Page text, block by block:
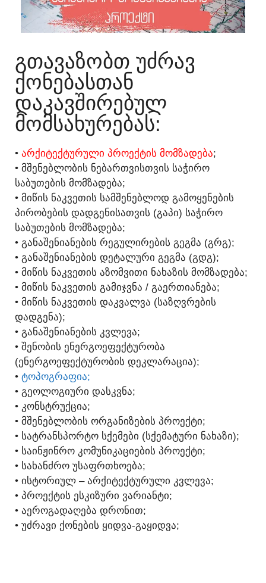
ᲒᲗᲐᲕᲐᲖᲝᲑᲗ ᲣᲫᲠᲐᲕ
ᲥᲝᲜᲔᲑᲐᲡᲗᲐᲜ
ᲓᲐᲙᲐᲕᲨᲘᲠᲔᲑᲣᲚ
ᲛᲝᲛᲡᲐᲮᲣᲠᲔᲑᲐᲡ:​
• ᲐᲠᲥᲘᲢᲔᲥᲢᲣᲠᲣᲚᲘ ᲞᲠᲝᲔᲥᲢᲘᲡ ᲛᲝᲛᲖᲐᲓᲔᲑᲐ;
• ᲛᲨᲔᲜᲔᲑᲚᲝᲑᲘᲡ ᲜᲔᲑᲐᲠᲗᲕᲘᲡᲗᲕᲘᲡ ᲡᲐᲭᲘᲠᲝ
ᲡᲐᲑᲣᲗᲔᲑᲘᲡ ᲛᲝᲛᲖᲐᲓᲔᲑᲐ;
• ᲛᲘᲬᲘᲡ ᲜᲐᲙᲕᲔᲗᲘᲡ ᲡᲐᲛᲨᲔᲜᲔᲑᲚᲝᲓ ᲒᲐᲛᲝᲧᲔᲜᲔᲑᲘᲡ
ᲞᲘᲠᲝᲑᲔᲑᲘᲡ ᲓᲐᲓᲒᲔᲜᲘᲡᲐᲗᲕᲘᲡ (ᲒᲐᲞᲘ) ᲡᲐᲭᲘᲠᲝ
ᲡᲐᲑᲣᲗᲔᲑᲘᲡ ᲛᲝᲛᲖᲐᲓᲔᲑᲐ;
• ᲒᲐᲜᲐᲨᲔᲜᲘᲐᲜᲔᲑᲘᲡ ᲠᲔᲒᲣᲚᲘᲠᲔᲑᲘᲡ ᲒᲔᲒᲛᲐ (ᲒᲠᲒ);
• ᲒᲐᲜᲐᲨᲔᲜᲘᲐᲜᲔᲑᲘᲡ ᲓᲔᲢᲐᲚᲣᲠᲘ ᲒᲔᲒᲛᲐ (ᲒᲓᲒ);
• ᲛᲘᲬᲘᲡ ᲜᲐᲙᲕᲔᲗᲘᲡ ᲐᲖᲝᲛᲕᲘᲗᲘ ᲜᲐᲮᲐᲖᲘᲡ ᲛᲝᲛᲖᲐᲓᲔᲑᲐ;
• ᲛᲘᲬᲘᲡ ᲜᲐᲙᲕᲔᲗᲘᲡ ᲒᲐᲛᲘᲯᲕᲜᲐ / ᲒᲐᲔᲠᲗᲘᲐᲜᲔᲑᲐ;
• ᲛᲘᲬᲘᲡ ᲜᲐᲙᲕᲔᲗᲘᲡ ᲓᲐᲙᲕᲐᲚᲕᲐ (ᲡᲐᲖᲦᲕᲠᲔᲑᲘᲡ
ᲓᲐᲓᲒᲔᲜᲐ);
• ᲒᲐᲜᲐᲨᲔᲜᲘᲐᲜᲔᲑᲘᲡ ᲙᲕᲚᲔᲕᲐ;
• ᲨᲔᲜᲝᲑᲘᲡ ᲔᲜᲔᲠᲒᲝᲔᲤᲔᲥᲢᲣᲠᲝᲑᲐ
(ᲔᲜᲔᲠᲒᲝᲔᲤᲔᲥᲢᲣᲠᲝᲑᲘᲡ ᲓᲔᲙᲚᲐᲠᲐᲪᲘᲐ);
• ᲢᲝᲞᲝᲒᲠᲐᲤᲘᲐ;
• ᲒᲔᲝᲚᲝᲒᲘᲣᲠᲘ ᲓᲐᲡᲙᲕᲜᲐ;
• ᲙᲝᲜᲡᲢᲠᲣᲥᲪᲘᲐ;
• ᲛᲨᲔᲜᲔᲑᲚᲝᲑᲘᲡ ᲝᲠᲒᲐᲜᲘᲖᲔᲑᲘᲡ ᲞᲠᲝᲔᲥᲢᲘ;
• ᲡᲐᲢᲠᲐᲜᲡᲞᲝᲠᲢᲝ ᲡᲥᲔᲛᲔᲑᲘ (ᲡᲥᲔᲛᲐᲢᲣᲠᲘ ᲜᲐᲮᲐᲖᲘ);
• ᲡᲐᲘᲜᲟᲘᲜᲠᲝ ᲙᲝᲛᲣᲜᲘᲙᲐᲪᲘᲔᲑᲘᲡ ᲞᲠᲝᲔᲥᲢᲘ;
• ᲡᲐᲮᲐᲜᲫᲠᲝ ᲣᲡᲐᲤᲠᲗᲮᲝᲔᲑᲐ;
• ᲘᲡᲢᲝᲠᲘᲣᲚ – ᲐᲠᲥᲘᲢᲔᲥᲢᲣᲠᲣᲚᲘ ᲙᲕᲚᲔᲕᲐ;
• ᲞᲠᲝᲔᲥᲢᲘᲡ ᲔᲡᲙᲘᲖᲣᲠᲘ ᲕᲐᲠᲘᲐᲜᲢᲘ;
• ᲐᲔᲠᲝᲒᲐᲓᲐᲦᲔᲑᲐ ᲓᲠᲝᲜᲘᲗ;
• ᲣᲫᲠᲐᲕᲘ ᲥᲝᲜᲔᲑᲘᲡ ᲧᲘᲓᲕᲐ-ᲒᲐᲧᲘᲓᲕᲐ;